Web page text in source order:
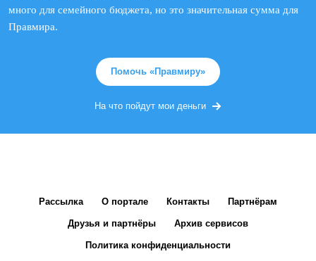
много для семейного бюджета, но это значительная сумма для
Правмира.
Помочь «Правмиру»
На что пойдут мои деньги
Рассылка О портале Контакты Партнёрам
Друзья и партнёры Архив сервисов
Политика конфиденциальности